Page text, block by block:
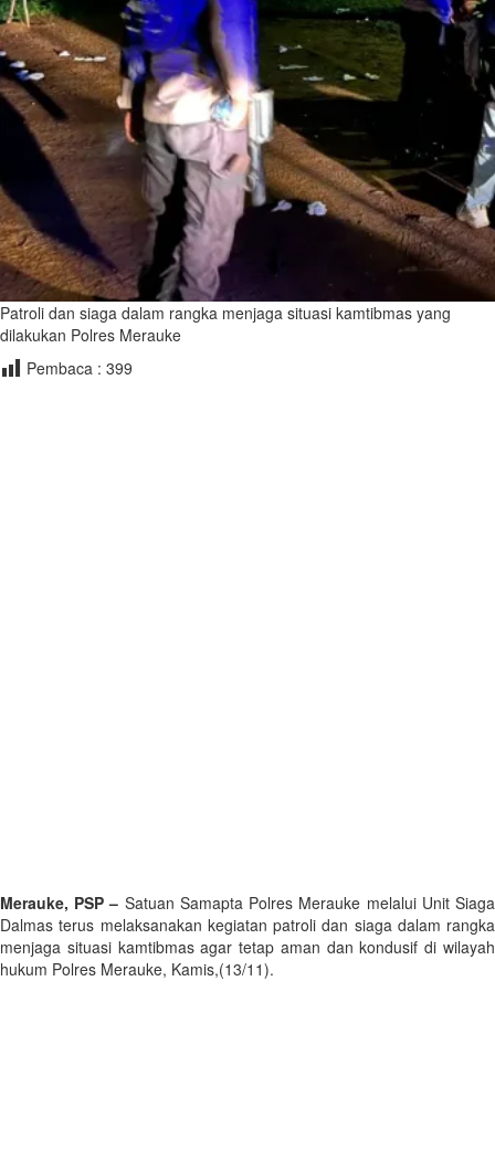
Patroli dan siaga dalam rangka menjaga situasi kamtibmas yang
dilakukan Polres Merauke
Pembaca : 399
Merauke, PSP – Satuan Samapta Polres Merauke melalui Unit Siaga
Dalmas terus melaksanakan kegiatan patroli dan siaga dalam rangka
menjaga situasi kamtibmas agar tetap aman dan kondusif di wilayah
hukum Polres Merauke, Kamis,(13/11).